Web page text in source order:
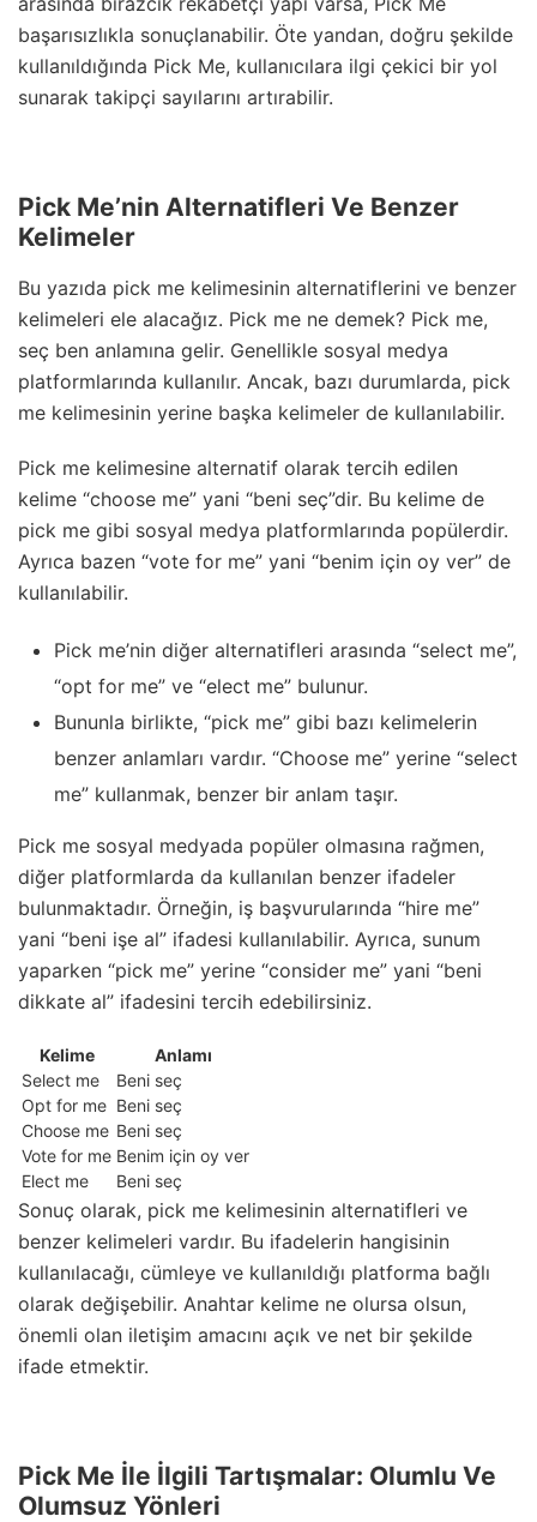
başarısızlıkla sonuçlanabilir. Öte yandan, doğru şekilde
kullanıldığında Pick Me, kullanıcılara ilgi çekici bir yol
sunarak takipçi sayılarını artırabilir.
Pick Me’nin Alternatifleri Ve Benzer
Kelimeler
Bu yazıda pick me kelimesinin alternatiflerini ve benzer
kelimeleri ele alacağız. Pick me ne demek? Pick me,
seç ben anlamına gelir. Genellikle sosyal medya
platformlarında kullanılır. Ancak, bazı durumlarda, pick
me kelimesinin yerine başka kelimeler de kullanılabilir.
Pick me kelimesine alternatif olarak tercih edilen
kelime “choose me” yani “beni seç”dir. Bu kelime de
pick me gibi sosyal medya platformlarında popülerdir.
Ayrıca bazen “vote for me” yani “benim için oy ver” de
kullanılabilir.
Pick me’nin diğer alternatifleri arasında “select me”,
“opt for me” ve “elect me” bulunur.
Bununla birlikte, “pick me” gibi bazı kelimelerin
benzer anlamları vardır. “Choose me” yerine “select
me” kullanmak, benzer bir anlam taşır.
Pick me sosyal medyada popüler olmasına rağmen,
diğer platformlarda da kullanılan benzer ifadeler
bulunmaktadır. Örneğin, iş başvurularında “hire me”
yani “beni işe al” ifadesi kullanılabilir. Ayrıca, sunum
yaparken “pick me” yerine “consider me” yani “beni
dikkate al” ifadesini tercih edebilirsiniz.
Kelime
Anlamı
Select me
Beni seç
Opt for me Beni seç
Choose me Beni seç
Vote for me Benim için oy ver
Elect me
Beni seç
Sonuç olarak, pick me kelimesinin alternatifleri ve
benzer kelimeleri vardır. Bu ifadelerin hangisinin
kullanılacağı, cümleye ve kullanıldığı platforma bağlı
olarak değişebilir. Anahtar kelime ne olursa olsun,
önemli olan iletişim amacını açık ve net bir şekilde
ifade etmektir.
Pick Me İle İlgili Tartışmalar: Olumlu Ve
Olumsuz Yönleri